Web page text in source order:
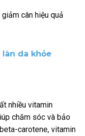
cân hiệu quả
da khỏe
nhiều vitamin
chăm sóc và bảo
carotene, vitamin